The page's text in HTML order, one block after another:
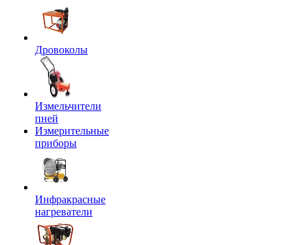
Дровоколы
Измельчители
пней
Измерительные
приборы
Инфракрасные
нагреватели